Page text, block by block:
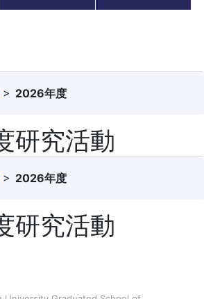
2026年度
研究活動
2026年度
研究活動